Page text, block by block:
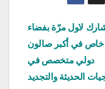
لاول مرّة بفضاء
في أكبر صالون
دولي متخصص في
الحديثة والتجديد